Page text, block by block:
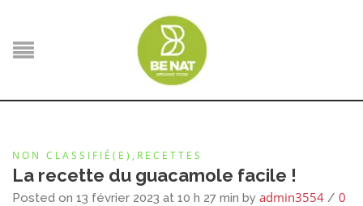
NON CLASSIFIÉ(E) , RECETTES
La recette du guacamole facile !
Posted on 13 février 2023 at 10 h 27 min by admin3554 / 0